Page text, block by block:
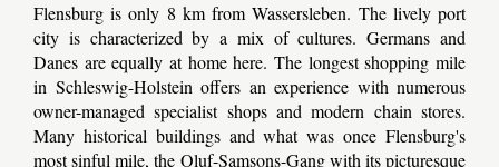
Flensburg is only 8 km from Wassersleben. The lively port
city is characterized by a mix of cultures. Germans and
Danes are equally at home here. The longest shopping mile
in Schleswig-Holstein offers an experience with numerous
owner-managed specialist shops and modern chain stores.
Many historical buildings and what was once Flensburg's
most sinful mile, the Oluf-Samsons-Gang with its picturesque